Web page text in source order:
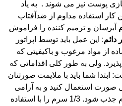
آبرسان و ترمیم کننده را فراموش
دائم: این عمل باید توسط اپراتور
دستگاه و فرد متخصص با استفاده از مواد مرغوب و باکیفیتی که
برای صورت ضرر ندارد، انجام پذیرد. ولی به طور کلی اقداماتی که
انجام می پذیرد به شرح زیر است: ابتدا شما باید با ملایمت صورتتان
را بشورید. 1/3 سرم را روی کل صورت استعمال کنید و به آرامی
روی صورت ضربه بزنید تا سرم جذب شود. 1/3 سرم را با استفاده
از درمارولر یا دستگاه MTS در بخش های مورد نظر استعمال کنید.
در جاهایی که نیاز به مراقبت شدیدتر وجود دارد این روش را با
استفاده از باقیمانده سرم تکرار کنید. بسته ماسک را روی صورت
قرار دهید تا صورتتان را تسکین دهد و بمدت 15- 10 دقیقه آن را نگه